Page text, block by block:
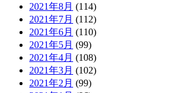
2021年8月 (114)
2021年7月 (112)
2021年6月 (110)
2021年5月 (99)
2021年4月 (108)
2021年3月 (102)
2021年2月 (99)